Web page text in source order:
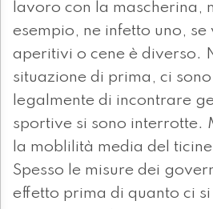
lavoro con la mascherina,
esempio, ne infetto uno,
aperitivi o cene è diverso.
situazione di prima, ci
legalmente di incontrare
sportive si sono interrotte.
la moblilità media del
Spesso le misure dei
effetto prima di quanto ci